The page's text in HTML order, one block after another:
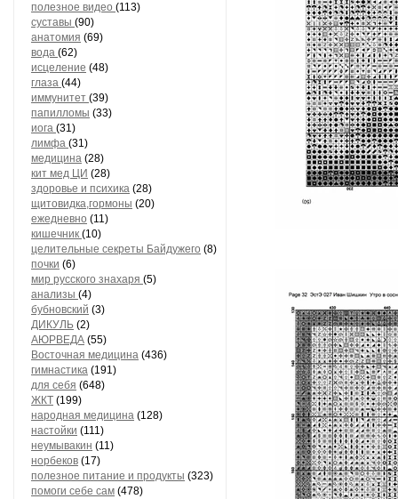
полезное видео (113)
суставы (90)
анатомия (69)
вода (62)
исцеление (48)
глаза (44)
иммунитет (39)
папилломы (33)
иога (31)
лимфа (31)
медицина (28)
кит мед ЦИ (28)
здоровье и психика (28)
щитовидка,гормоны (20)
ежедневно (11)
кишечник (10)
целительные секреты Байдужего (8)
почки (6)
мир русского знахаря (5)
анализы (4)
бубновский (3)
ДИКУЛЬ (2)
АЮРВЕДА (55)
Восточная медицина (436)
гимнастика (191)
для себя (648)
ЖКТ (199)
народная медицина (128)
настойки (111)
неумывакин (11)
норбеков (17)
полезное питание и продукты (323)
помоги себе сам (478)